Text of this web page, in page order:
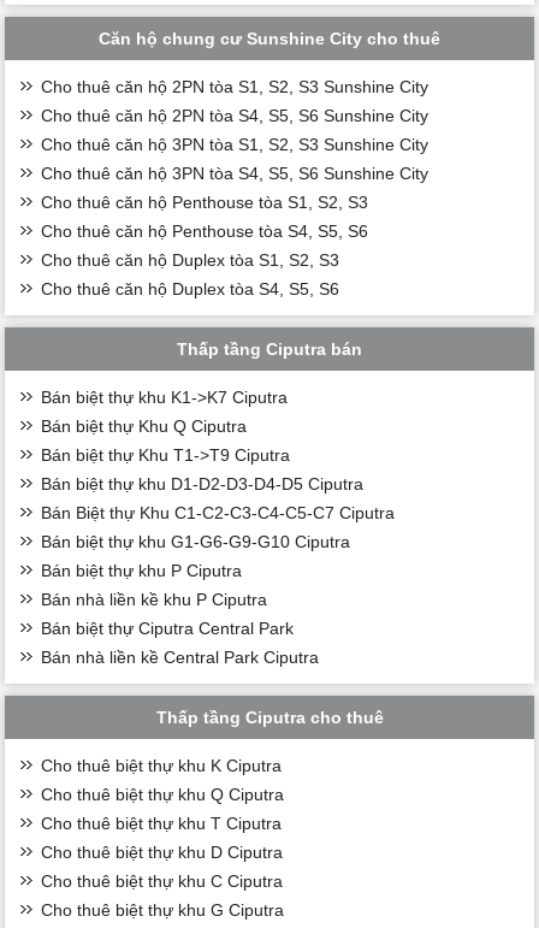
Căn hộ chung cư Sunshine City cho thuê
Cho thuê căn hộ 2PN tòa S1, S2, S3 Sunshine City
Cho thuê căn hộ 2PN tòa S4, S5, S6 Sunshine City
Cho thuê căn hộ 3PN tòa S1, S2, S3 Sunshine City
Cho thuê căn hộ 3PN tòa S4, S5, S6 Sunshine City
Cho thuê căn hộ Penthouse tòa S1, S2, S3
Cho thuê căn hộ Penthouse tòa S4, S5, S6
Cho thuê căn hộ Duplex tòa S1, S2, S3
Cho thuê căn hộ Duplex tòa S4, S5, S6
Thấp tầng Ciputra bán
Bán biệt thự khu K1->K7 Ciputra
Bán biệt thự Khu Q Ciputra
Bán biệt thự Khu T1->T9 Ciputra
Bán biệt thự khu D1-D2-D3-D4-D5 Ciputra
Bán Biệt thự Khu C1-C2-C3-C4-C5-C7 Ciputra
Bán biệt thự khu G1-G6-G9-G10 Ciputra
Bán biệt thự khu P Ciputra
Bán nhà liền kề khu P Ciputra
Bán biệt thự Ciputra Central Park
Bán nhà liền kề Central Park Ciputra
Thấp tầng Ciputra cho thuê
Cho thuê biệt thự khu K Ciputra
Cho thuê biệt thự khu Q Ciputra
Cho thuê biệt thự khu T Ciputra
Cho thuê biệt thự khu D Ciputra
Cho thuê biệt thự khu C Ciputra
Cho thuê biệt thự khu G Ciputra